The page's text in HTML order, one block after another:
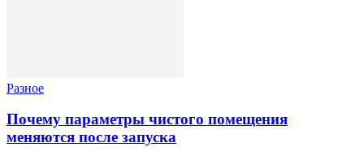
Разное
Почему параметры чистого помещения
меняются после запуска